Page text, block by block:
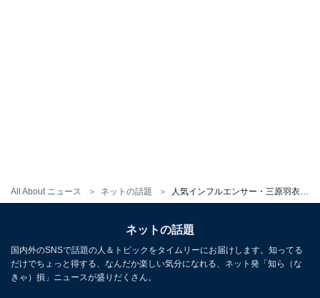
All About ニュース ネットの話題
ネットの話題
国内外のSNSで話題の人＆トピックをタイムリーにお届けします。知ってる
だけでちょっと得する、なんだか楽しい気分になれる、ネット発「知ら（な
きゃ）損」ニュースが盛りだくさん。